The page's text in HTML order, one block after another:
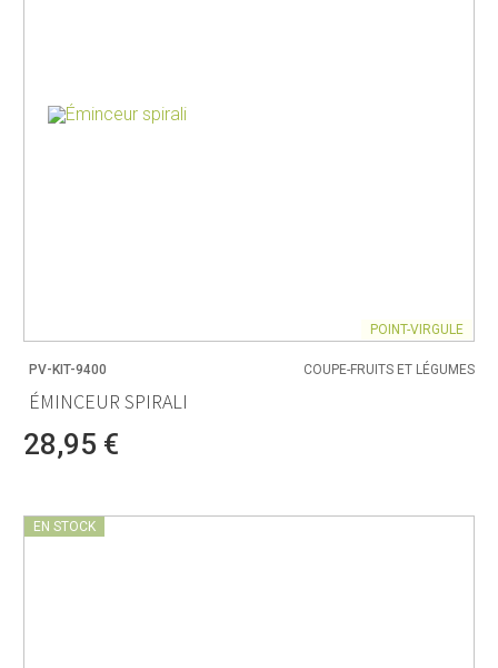
POINT-VIRGULE
PV-KIT-9400 COUPE-FRUITS ET LÉGUMES
ÉMINCEUR SPIRALI
28,95 €
EN STOCK